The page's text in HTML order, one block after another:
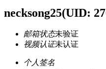
necksong25(UID:
邮箱状态未验证
视频认证未认证
个人签名